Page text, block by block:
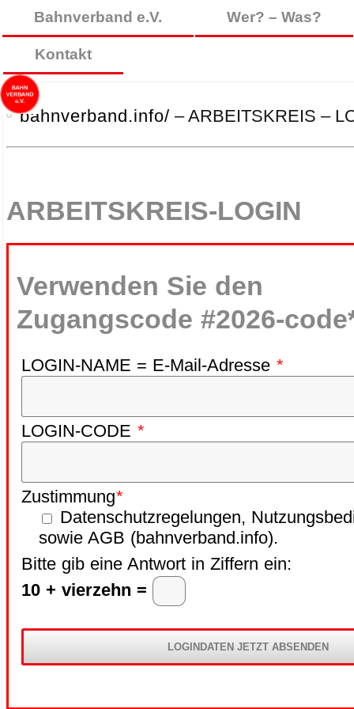
Bahnverband e.V. Wer? – Was?
Kontakt
bahnverband.info/ – ARBEITSKREIS –
ARBEITSKREIS-LOGIN
Verwenden Sie den
Zugangscode #2026-
LOGIN-NAME = E-Mail-Adresse *
LOGIN-CODE *
Zustimmung*
Datenschutzregelungen,
sowie AGB (bahnverband.info).
Bitte gib eine Antwort in Ziffern ein:
10 + vierzehn =